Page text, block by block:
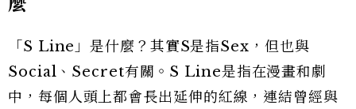
「S Line」是什麼？其實S是指Sex，但也與
Social、Secret有關。S Line是指在漫畫和劇
中，每個人頭上都會長出延伸的紅線，連結曾經與